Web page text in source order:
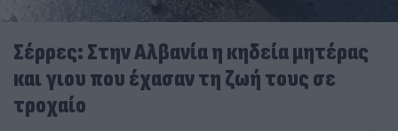
Σέρρες: Στην Αλβανία η κηδεία μητέρας
και γιου που έχασαν τη ζωή τους σε
τροχαίο